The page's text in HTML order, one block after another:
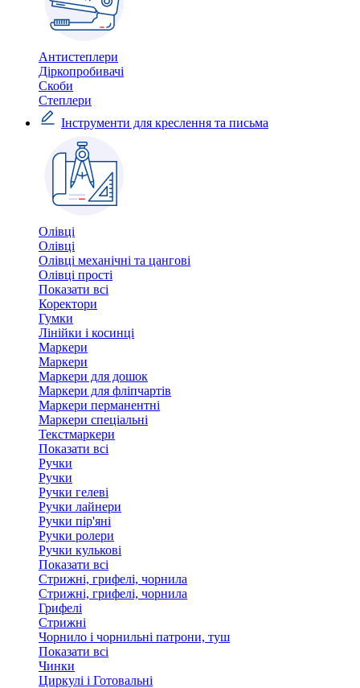
Антистеплери
Діркопробивачі
Скоби
Степлери
Інструменти для креслення та письма
Олівці
Олівці
Олівці механічні та цангові
Олівці прості
Показати всі
Коректори
Гумки
Лінійки і косинці
Маркери
Маркери
Маркери для дошок
Маркери для фліпчартів
Маркери перманентні
Маркери спеціальні
Текстмаркери
Показати всі
Ручки
Ручки
Ручки гелеві
Ручки лайнери
Ручки пір'яні
Ручки ролери
Ручки кулькові
Показати всі
Стрижні, грифелі, чорнила
Стрижні, грифелі, чорнила
Грифелі
Стрижні
Чорнило і чорнильні патрони, туш
Показати всі
Чинки
Циркулі і Готовальні